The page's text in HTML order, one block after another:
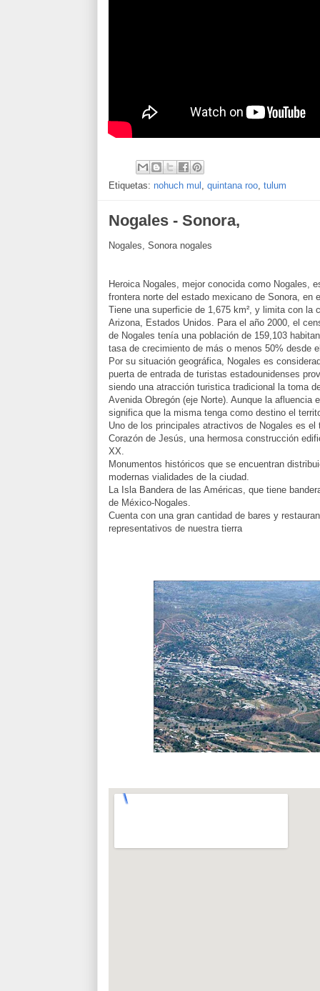
Etiquetas: nohuch mul , quintana roo, tulum
Nogales - Sonora,
Nogales, Sonora nogales
Heroica Nogales, mejor conocida como Nogales,
frontera norte del estado mexicano de Sonora, en
Tiene una superficie de 1,675 km², y limita con la
Arizona, Estados Unidos. Para el año 2000, el
de Nogales tenía una población de 159,103
tasa de crecimiento de más o menos 50% desde
Por su situación geográfica, Nogales es
puerta de entrada de turistas estadounidenses
siendo una atracción turistica tradicional la toma
Avenida Obregón (eje Norte). Aunque la afluencia
significa que la misma tenga como destino el
Uno de los principales atractivos de Nogales es el
Corazón de Jesús, una hermosa construcción
XX.
Monumentos históricos que se encuentran
modernas vialidades de la ciudad.
La Isla Bandera de las Américas, que tiene
de México-Nogales.
Cuenta con una gran cantidad de bares y
representativos de nuestra tierra